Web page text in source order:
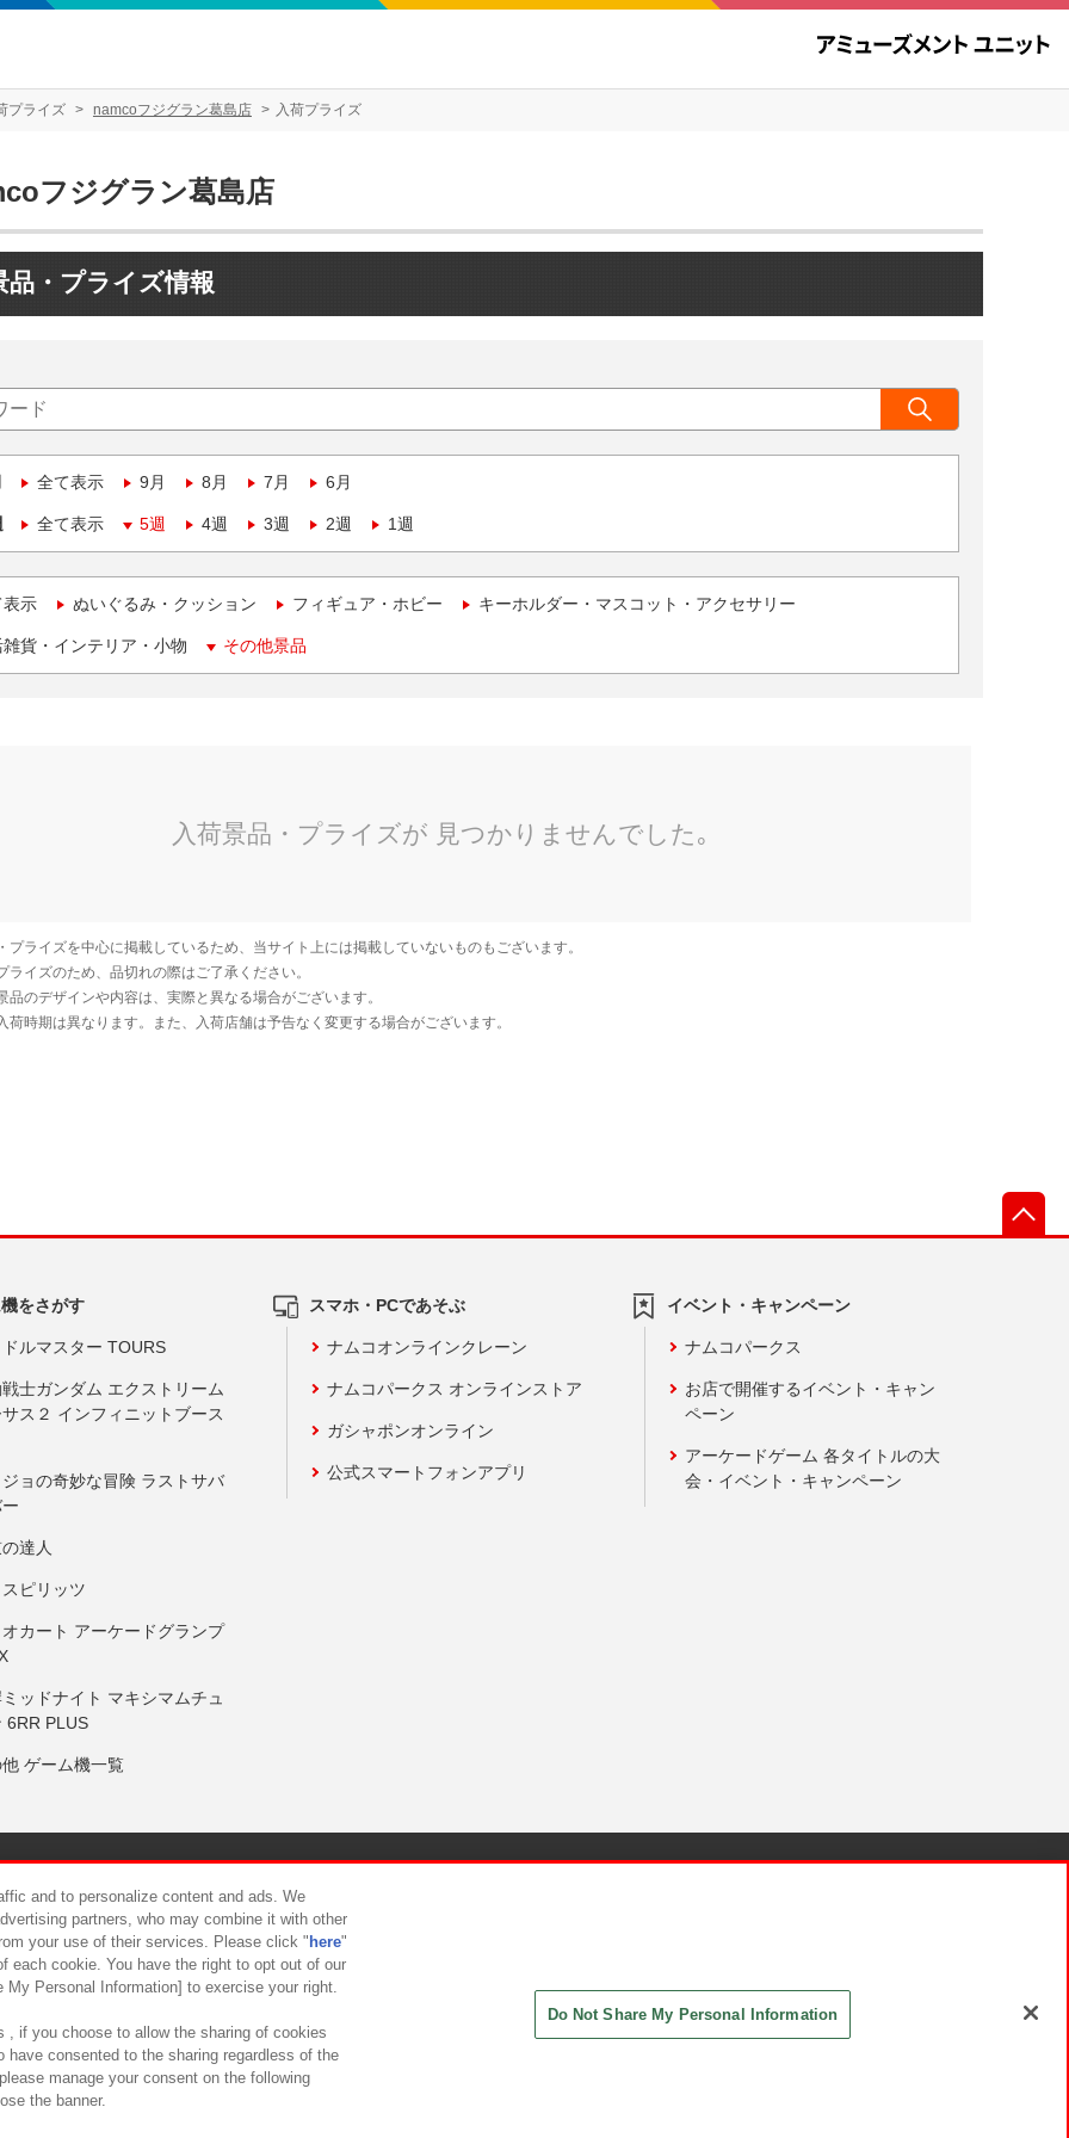
プライズ namcoフジグラン葛島店 入荷プライズ
フジグラン葛島店
品・プライズ情報
全て表示 9月 8月 7月 6月
全て表示 5週 4週 3週 2週 1週
表示 ぬいぐるみ・クッション フィギュア・ホビー キーホルダー・マスコット・アクセサリー
貨・インテリア・小物 その他景品
をさがす
ルマスター TOURS
士ガンダム エクストリーム
ス２ インフィニットブース
ョの奇妙な冒険 ラストサバ
達人
ピリッツ
カート アーケードグランプ
ッドナイト マキシマムチュ
6RR PLUS
ゲーム機一覧
スマホ・PCであそぶ
ナムコオンラインクレーン
ナムコパークス オンラインストア
ガシャポンオンライン
公式スマートフォンアプリ
イベント・キャンペーン
ナムコパークス
お店で開催するイベント・キャン
ペーン
アーケードゲーム 各タイトルの大
会・イベント・キャンペーン
について カスタマーハラスメント対応方針
and to personalize content and ads. We
partners, who may combine it with other
your use of their services. Please click " here"
each cookie. You have the right to opt out of our
Personal Information] to exercise your right.
, if you choose to allow the sharing of cookies
have consented to the sharing regardless of the
manage your consent on the following
the banner.
Do Not Share My Personal Information